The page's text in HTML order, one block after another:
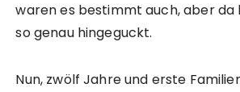
waren es bestimmt auch, aber da
so genau hingeguckt.
Nun, zwölf Jahre und erste